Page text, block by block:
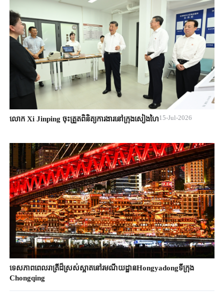
លោក Xi Jinping ចុះត្រួតពិនិត្យការងារនៅក្រុងសៀងហៃ15-Jul-2026
ទេសភាពពេលរាត្រីដ៏ស្រស់ស្អាតនៅរមណីយដ្ឋានHongyadongទីក្រុង
Chongqing